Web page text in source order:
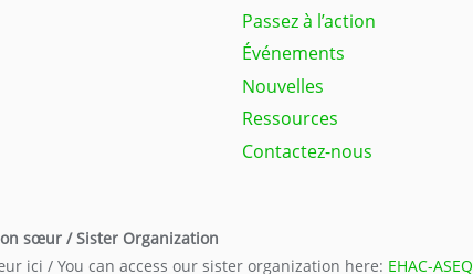
Passez à l’action
Événements
Nouvelles
Ressources
Contactez-nous
sœur / Sister Organization
ici / You can access our sister organization here: EHAC-ASEQ